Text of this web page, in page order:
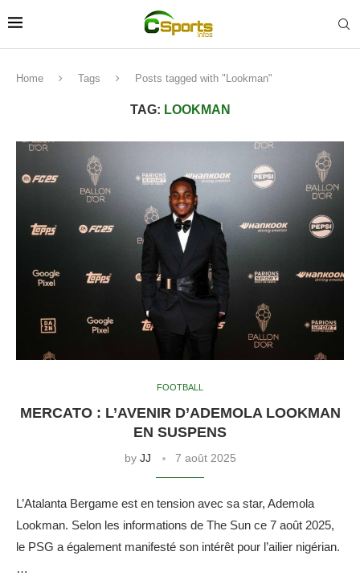
Home Tags Posts tagged with "Lookman"
TAG: LOOKMAN
FOOTBALL
MERCATO : L’AVENIR D’ADEMOLA LOOKMAN
EN SUSPENS
by JJ 7 août 2025
L’Atalanta Bergame est en tension avec sa star, Ademola
Lookman. Selon les informations de The Sun ce 7 août 2025,
le PSG a également manifesté son intérêt pour l’ailier nigérian.
…